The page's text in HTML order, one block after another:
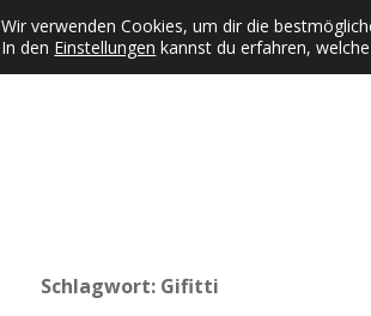
Kategorien Dropdown-Menü öffnen
KFMW-Disco Dates
Schlagwort: Gifitti
Wir verwenden Cookies, um dir die
In den Einstellungen kannst du erfahren,